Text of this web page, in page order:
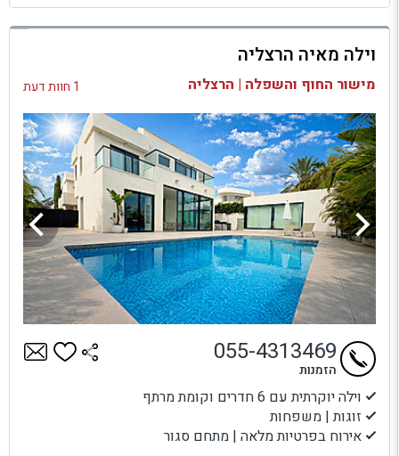
למתחם זה
בדיקת זמינות ומחירים
וילה מאיה הרצליה
מישור החוף והשפלה | הרצליה 1 חוות דעת
וילה יוקרתית עם 6 חדרים וקומת מרתף
זוגות | משפחות
אירוח בפרטיות מלאה | מתחם סגור
055-4313469
הזמנות